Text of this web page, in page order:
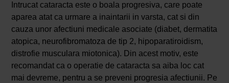
Intrucat cataracta este o boala progresiva, care poate
aparea atat ca urmare a inaintarii in varsta, cat si din
cauza unor afectiuni medicale asociate (diabet, dermatita
atopica, neurofibromatoza de tip 2, hipoparatiroidism,
distrofie musculara miotonica). Din acest motiv, este
recomandat ca o operatie de cataracta sa aiba loc cat
mai devreme, pentru a se preveni progresia afectiunii. Pe